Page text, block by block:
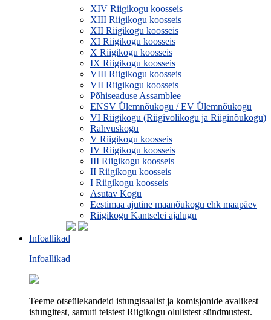
XIV Riigikogu koosseis
XIII Riigikogu koosseis
XII Riigikogu koosseis
XI Riigikogu koosseis
X Riigikogu koosseis
IX Riigikogu koosseis
VIII Riigikogu koosseis
VII Riigikogu koosseis
Põhiseaduse Assamblee
ENSV Ülemnõukogu / EV Ülemnõukogu
VI Riigikogu (Riigivolikogu ja Riiginõukogu)
Rahvuskogu
V Riigikogu koosseis
IV Riigikogu koosseis
III Riigikogu koosseis
II Riigikogu koosseis
I Riigikogu koosseis
Asutav Kogu
Eestimaa ajutine maanõukogu ehk maapäev
Riigikogu Kantselei ajalugu
Infoallikad
Infoallikad
Teeme otseülekandeid istungisaalist ja komisjonide avalikest
istungitest, samuti teistest Riigikogu olulistest sündmustest.